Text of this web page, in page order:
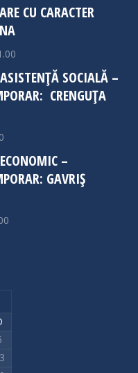
CU CARACTER
SOCIALĂ –
CRENGUȚA
–
GAVRIȘ